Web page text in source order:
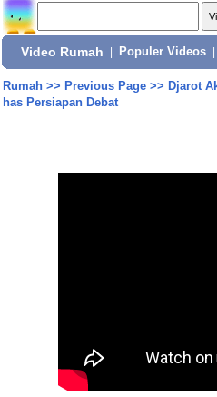
Video Rumah Populer Videos
Rumah>> Previous Page>> Djarot
has Persiapan Debat